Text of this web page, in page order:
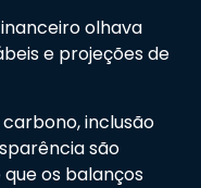
olhava
e projeções de
inclusão
são
os balanços